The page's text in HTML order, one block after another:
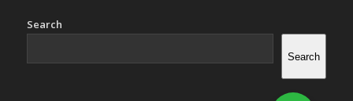
Search
Search